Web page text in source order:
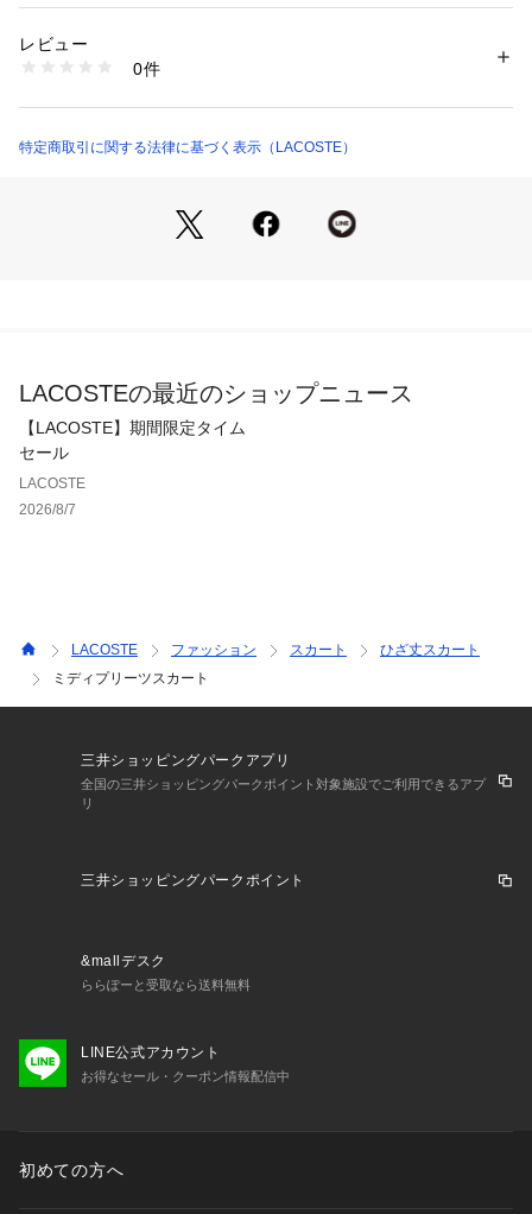
コットン×ポリエステルの適度な厚みのツイル素材がカジュア
はプレーンなAラインシルエットという個性的なデザインは、
ヒップ下の位置からプリーツを入れることで腰回りはすっきり
としたクラシカルなシルエットに。オールシーズン使いやすく
素材：本体 綿60％ ポリエステル40％
商品番号：
JF3014-99 （ショップ）
レビュー
0件
特定商取引に関する法律に基づく表示（LACOSTE）
LACOSTEの最近のショップニュース
【LACOSTE】期間限定タイム
セール
LACOSTE
2026/8/7
LACOSTE ファッション スカート
ひざ丈スカート
ミディプリーツスカート
三井ショッピングパークアプリ
全国の三井ショッピングパークポイント対象施設でご利用できるアプ
リ
三井ショッピングパークポイント
&mallデスク
ららぽーと受取なら送料無料
LINE公式アカウント
お得なセール・クーポン情報配信中
初めての方へ